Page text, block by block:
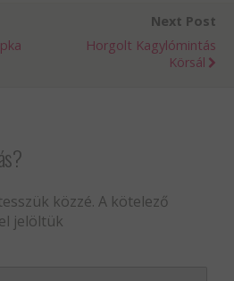
Next Post
Horgolt Kagylómintás
Körsál
közzé. A kötelező
jelöltük